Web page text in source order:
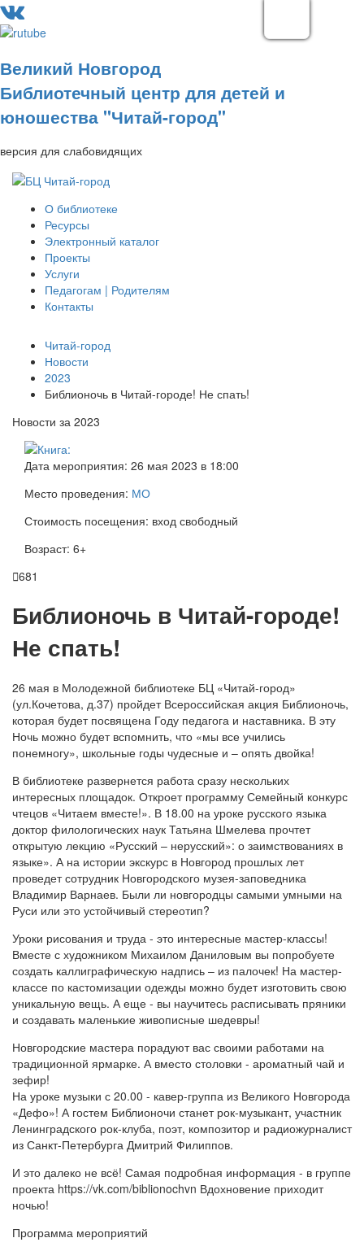
Великий Новгород
Библиотечный центр для детей и
юношества "Читай-город"
версия для слабовидящих
О библиотеке
Ресурсы
Электронный каталог
Проекты
Услуги
Педагогам | Родителям
Контакты
Читай-город
Новости
2023
Библионочь в Читай-городе! Не спать!
Новости за 2023
Дата мероприятия: 26 мая 2023 в 18:00
Место проведения: МО
Стоимость посещения: вход свободный
Возраст: 6+
681
Библионочь в Читай-городе!
Не спать!
26 мая в Молодежной библиотеке БЦ «Читай-город»
(ул.Кочетова, д.37) пройдет Всероссийская акция Библионочь,
которая будет посвящена Году педагога и наставника. В эту
Ночь можно будет вспомнить, что «мы все учились
понемногу», школьные годы чудесные и – опять двойка!
В библиотеке развернется работа сразу нескольких
интересных площадок. Откроет программу Семейный конкурс
чтецов «Читаем вместе!». В 18.00 на уроке русского языка
доктор филологических наук Татьяна Шмелева прочтет
открытую лекцию «Русский – нерусский»: о заимствованиях в
языке». А на истории экскурс в Новгород прошлых лет
проведет сотрудник Новгородского музея-заповедника
Владимир Варнаев. Были ли новгородцы самыми умными на
Руси или это устойчивый стереотип?
Уроки рисования и труда - это интересные мастер-классы!
Вместе с художником Михаилом Даниловым вы попробуете
создать каллиграфическую надпись – из палочек! На мастер-
классе по кастомизации одежды можно будет изготовить свою
уникальную вещь. А еще - вы научитесь расписывать пряники
и создавать маленькие живописные шедевры!
Новгородские мастера порадуют вас своими работами на
традиционной ярмарке. А вместо столовки - ароматный чай и
зефир!
На уроке музыки с 20.00 - кавер-группа из Великого Новгорода
«Дефо»! А гостем Библионочи станет рок-музыкант, участник
Ленинградского рок-клуба, поэт, композитор и радиожурналист
из Санкт-Петербурга Дмитрий Филиппов.
И это далеко не всё! Самая подробная информация - в группе
проекта https://vk.com/biblionochvn Вдохновение приходит
ночью!
Программа мероприятий